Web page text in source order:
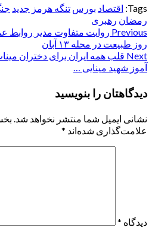
Tags: اقتصاد بورس تنگه هرمز جدید
رمضان رهبری
Post
navigation
Previous
روز طبیعت در محله ۱۳ آبان
Next قلب همه ایران برای دختران
آموز شهید مینایی …
دیدگاهتان را بنویسید
نشانی ایمیل شما منتشر نخواهد شد.
علامت‌گذاری شده‌اند *
دیدگاه *